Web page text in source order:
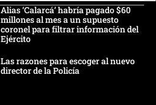
Alias ‘Calarcá’ habría pagado $60
millones al mes a un supuesto
coronel para filtrar información del
Ejército
Las razones para escoger al nuevo
director de la Policía